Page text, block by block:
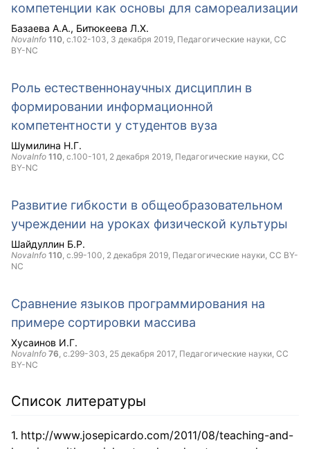
компетенции как основы для самореализации
Базаева А.А. Битюкеева Л.Х.
NovaInfo 110, с.102-103, 3 декабря 2019, Педагогические науки, CC
BY-NC
Роль естественнонаучных дисциплин в
формировании информационной
компетентности у студентов вуза
Шумилина Н.Г.
NovaInfo 110, с.100-101, 2 декабря 2019, Педагогические науки, CC
BY-NC
Развитие гибкости в общеобразовательном
учреждении на уроках физической культуры
Шайдуллин Б.Р.
NovaInfo 110, с.99-100, 2 декабря 2019, Педагогические науки, CC BY-
NC
Сравнение языков программирования на
примере сортировки массива
Хусаинов И.Г.
NovaInfo 76, с.299-303, 25 декабря 2017, Педагогические науки, CC
BY-NC
Список литературы
http://www.josepicardo.com/2011/08/teaching-and-